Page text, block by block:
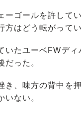
ゴールを許して
方はどう転がって
たユーベFWディ
だった。
、味方の背中を
いない。